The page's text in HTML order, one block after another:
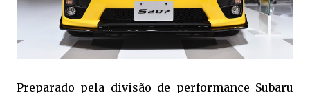
Preparado pela divisão de performance Subaru